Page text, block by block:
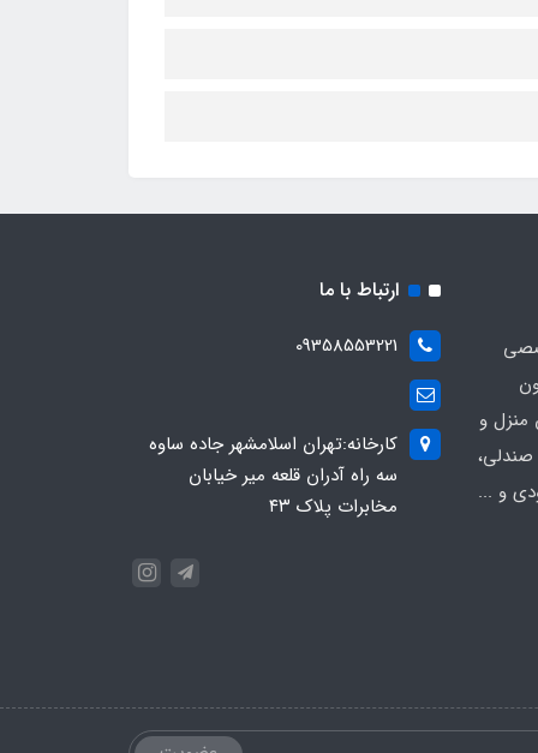
منزل و
صندلی،
و ...
ارتباط با ما
09358553221
کارخانه:تهران اسلامشهر جاده ساوه
سه راه آدران قلعه میر خیابان
مخابرات پلاک ۴۳